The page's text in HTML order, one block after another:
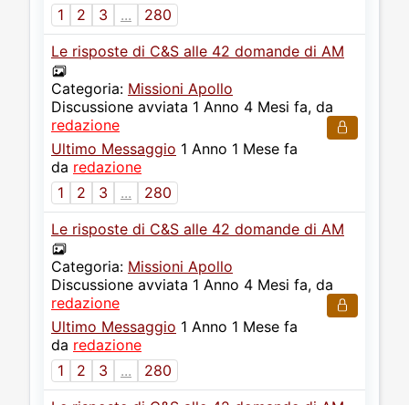
1
2 3 ...
280
Le risposte di C&S alle 42 domande di AM
Categoria: Missioni Apollo
Discussione avviata 1 Anno 4 Mesi fa, da
redazione
Ultimo Messaggio 1 Anno 1 Mese fa
da redazione
1
2 3 ...
280
Le risposte di C&S alle 42 domande di AM
Categoria: Missioni Apollo
Discussione avviata 1 Anno 4 Mesi fa, da
redazione
Ultimo Messaggio 1 Anno 1 Mese fa
da redazione
1
2 3 ...
280